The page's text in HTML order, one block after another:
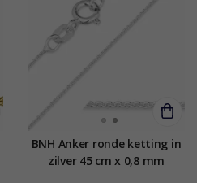
BNH Anker ronde ketting in
zilver 45 cm x 0,8 mm